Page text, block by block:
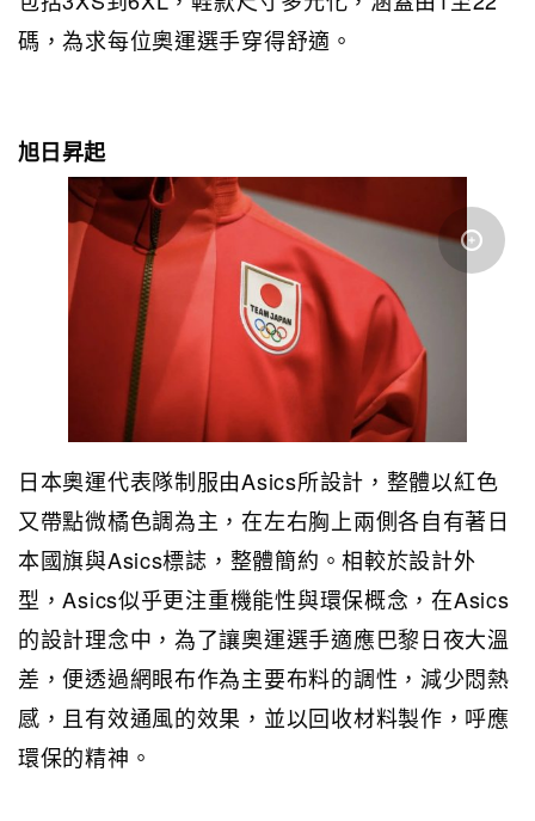
碼，為求每位奧運選手穿得舒適。
旭日昇起
日本奧運代表隊制服由Asics所設計，整體以紅色
又帶點微橘色調為主，在左右胸上兩側各自有著日
本國旗與Asics標誌，整體簡約。相較於設計外
型，Asics似乎更注重機能性與環保概念，在Asics
的設計理念中，為了讓奧運選手適應巴黎日夜大溫
差，便透過網眼布作為主要布料的調性，減少悶熱
感，且有效通風的效果，並以回收材料製作，呼應
環保的精神。